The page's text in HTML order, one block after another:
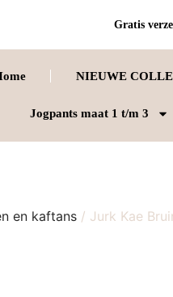
Gratis
NIEUWE
Jogpants maat 1 t/m 3
en kaftans / Jurk Kae